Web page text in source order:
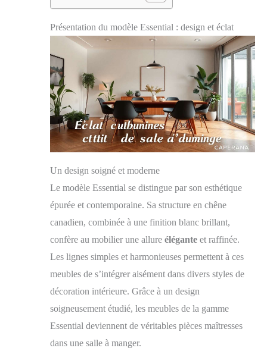
Présentation du modèle Essential : design et éclat
Un design soigné et moderne
Le modèle Essential se distingue par son esthétique
épurée et contemporaine. Sa structure en chêne
canadien, combinée à une finition blanc brillant,
confère au mobilier une allure élégante et raffinée.
Les lignes simples et harmonieuses permettent à ces
meubles de s’intégrer aisément dans divers styles de
décoration intérieure. Grâce à un design
soigneusement étudié, les meubles de la gamme
Essential deviennent de véritables pièces maîtresses
dans une salle à manger.